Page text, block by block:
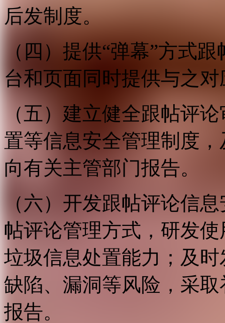
后发制度。
（四）提供“弹幕”方式
台和页面同时提供与之
（五）建立健全跟帖评
置等信息安全管理制度
向有关主管部门报告。
（六）开发跟帖评论信
帖评论管理方式，研发
垃圾信息处置能力；及
缺陷、漏洞等风险，采
报告。